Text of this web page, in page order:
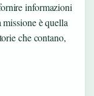
informazioni
è quella
che contano,